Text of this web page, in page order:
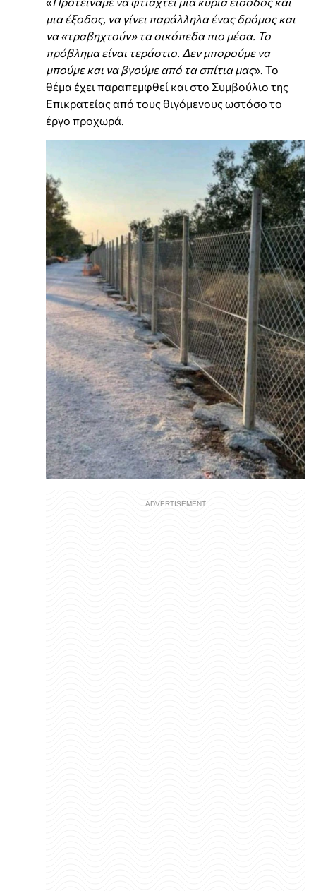
μια έξοδος, να γίνει παράλληλα ένας δρόμος και
να «τραβηχτούν» τα οικόπεδα πιο μέσα. Το
πρόβλημα είναι τεράστιο. Δεν μπορούμε να
μπούμε και να βγούμε από τα σπίτια μας». Το
θέμα έχει παραπεμφθεί και στο Συμβούλιο της
Επικρατείας από τους θιγόμενους ωστόσο το
έργο προχωρά.